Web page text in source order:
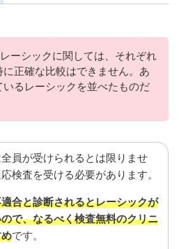
ーシックに関しては、それぞれ
正確な比較はできません。あ
いるレーシックを並べたものだ
員が受けられるとは限りませ
検査を受ける必要があります。
合と診断されるとレーシックが
で、なるべく検査無料のクリニ
です。